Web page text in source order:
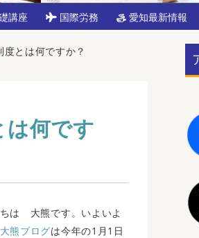
講座 国際労務 愛知最新情報
とは何ですか？
は何です
は 大熊です。いよいよ
大熊ブログは今年の1月1日